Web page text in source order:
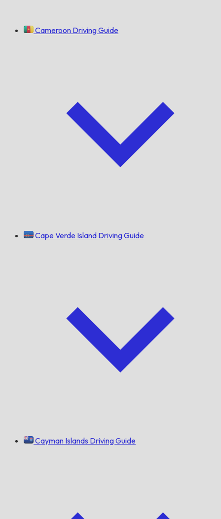
Cameroon Driving Guide
Cape Verde Island Driving Guide
Cayman Islands Driving Guide